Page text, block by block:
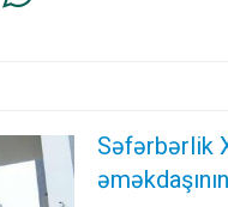
Səfərbərlik